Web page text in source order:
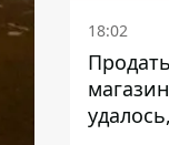
18:02